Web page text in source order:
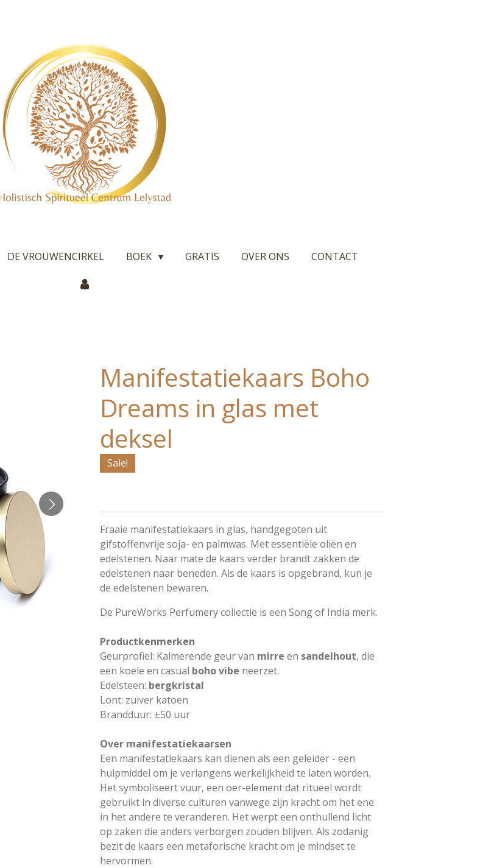
DE VROUWENCIRKEL BOEK GRATIS OVER ONS CONTACT
Manifestatiekaars Boho
Dreams in glas met
deksel
Sale!
Fraaie manifestatiekaars in glas, handgegoten uit
gifstoffenvrije soja- en palmwas. Met essentiële oliën en
edelstenen. Naar mate de kaars verder brandt zakken de
edelstenen naar beneden. Als de kaars is opgebrand, kun je
de edelstenen bewaren.
De PureWorks Perfumery collectie is een Song of India merk.
Productkenmerken
Geurprofiel: Kalmerende geur van mirre en sandelhout, die
een koele en casual boho vibe neerzet.
Edelsteen: bergkristal
Lont: zuiver katoen
Brandduur: ±50 uur
Over manifestatiekaarsen
Een manifestatiekaars kan dienen als een geleider - een
hulpmiddel om je verlangens werkelijkheid te laten worden.
Het symboliseert vuur, een oer-element dat ritueel wordt
gebruikt in diverse culturen vanwege zijn kracht om het ene
in het andere te veranderen. Het werpt een onthullend licht
op zaken die anders verborgen zouden blijven. Als zodanig
bezit de kaars een metaforische kracht om je mindset te
hervormen.